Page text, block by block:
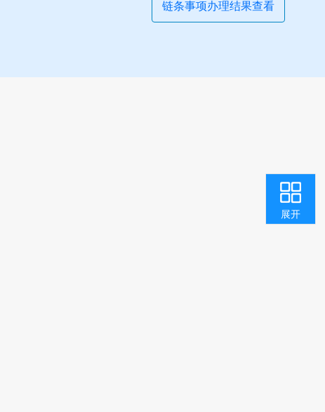
用户中心
咨询投诉
智能问答
我要纠错
返回顶部
收起
展开
链条事项办理结果查看